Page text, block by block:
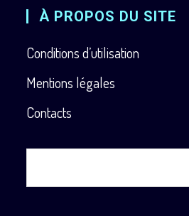
À PROPOS DU SITE
Conditions d’utilisation
Mentions légales
Contacts